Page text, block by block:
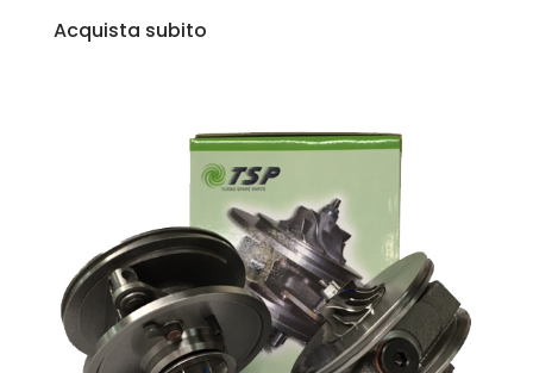
Acquista subito